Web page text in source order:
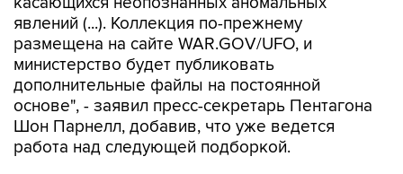
явлений (...). Коллекция по-прежнему
размещена на сайте WAR.GOV/UFO, и
министерство будет публиковать
дополнительные файлы на постоянной
основе", - заявил пресс-секретарь Пентагона
Шон Парнелл, добавив, что уже ведется
работа над следующей подборкой.